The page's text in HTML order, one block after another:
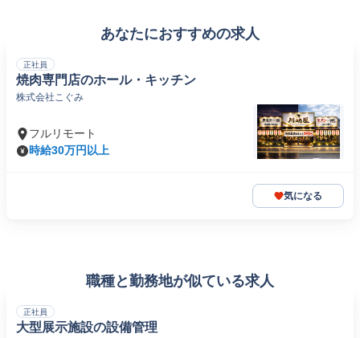
あなたにおすすめの求人
正社員
焼肉専門店のホール・キッチン
株式会社こぐみ
フルリモート
時給30万円以上
気になる
職種と勤務地が似ている求人
正社員
大型展示施設の設備管理